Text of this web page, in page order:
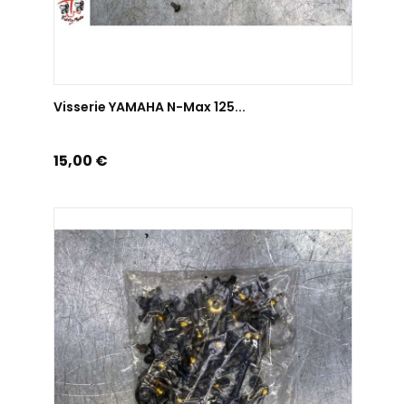
Visserie YAMAHA N-Max 125...
Prix
15,00 €